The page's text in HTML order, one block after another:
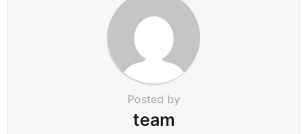
Posted by
team